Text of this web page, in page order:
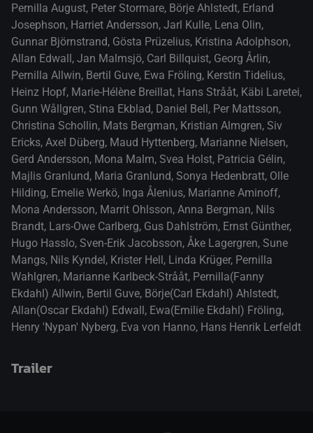
Pernilla August, Peter Stormare, Börje Ahlstedt, Erland
Josephson, Harriet Andersson, Jarl Kulle, Lena Olin,
Gunnar Björnstrand, Gösta Prüzelius, Kristina Adolphson,
Allan Edwall, Jan Malmsjö, Carl Billquist, Georg Årlin,
Pernilla Allwin, Bertil Guve, Ewa Fröling, Kerstin Tidelius,
Heinz Hopf, Marie-Hélène Breillat, Hans Strååt, Käbi Laretei,
Gunn Wållgren, Stina Ekblad, Daniel Bell, Per Mattsson,
Christina Schollin, Mats Bergman, Kristian Almgren, Siv
Ericks, Axel Düberg, Maud Hyttenberg, Marianne Nielsen,
Gerd Andersson, Mona Malm, Svea Holst, Patricia Gélin,
Majlis Granlund, Maria Granlund, Sonya Hedenbratt, Olle
Hilding, Emelie Werkö, Inga Ålenius, Marianne Aminoff,
Mona Andersson, Marrit Ohlsson, Anna Bergman, Nils
Brandt, Lars-Owe Carlberg, Gus Dahlström, Ernst Günther,
Hugo Hasslo, Sven-Erik Jacobsson, Åke Lagergren, Sune
Mangs, Nils Kyndel, Krister Hell, Linda Krüger, Pernilla
Wahlgren, Marianne Karlbeck-Strååt, Pernilla(Fanny
Ekdahl) Allwin, Bertil Guve, Börje(Carl Ekdahl) Ahlstedt,
Allan(Oscar Ekdahl) Edwall, Ewa(Emilie Ekdahl) Fröling,
Henry 'Nypan' Nyberg, Eva von Hanno, Hans Henrik Lerfeldt
Trailer